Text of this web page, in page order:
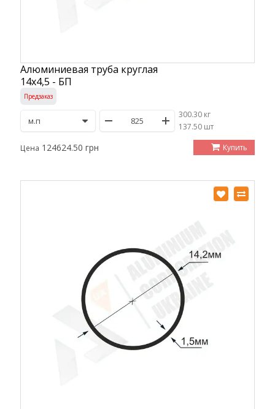
Алюминиевая труба круглая
14х4,5 - БП
Предзаказ
300.30 кг
/137.50 шт
Цена 124624.50 грн Купить